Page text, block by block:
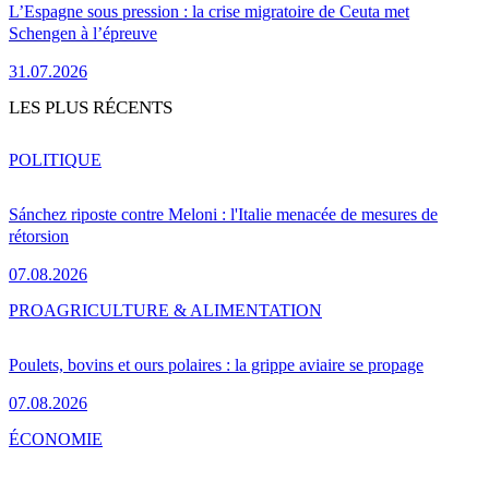
L’Espagne sous pression : la crise migratoire de Ceuta met
Schengen à l’épreuve
31.07.2026
LES PLUS RÉCENTS
Sánchez riposte contre Meloni : l'Italie menacée de mesures de
rétorsion
07.08.2026
POLITIQUE
Poulets, bovins et ours polaires : la grippe aviaire se propage
07.08.2026
PROAGRICULTURE & ALIMENTATION
ÉCONOMIE